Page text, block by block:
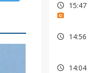
15:47
14:56
14:04